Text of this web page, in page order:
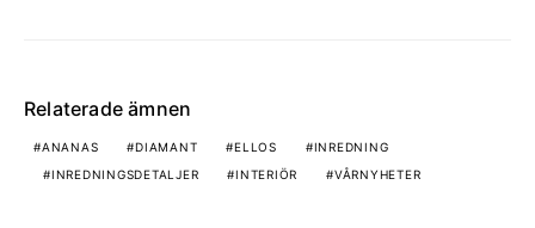
Relaterade ämnen
ANANAS DIAMANT ELLOS
INREDNING
INREDNINGSDETALJER
INTERIÖR VÅRNYHETER